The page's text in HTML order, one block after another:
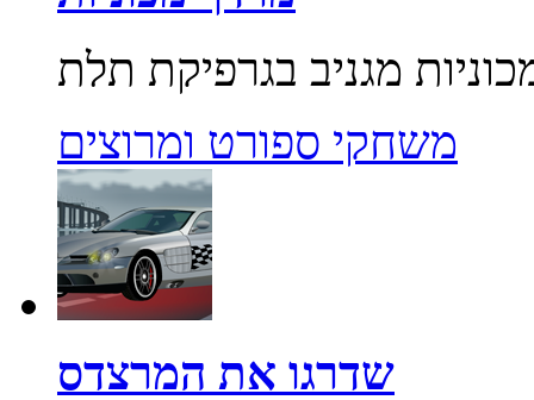
משחקי ספורט ומרוצים
שדרגו את המרצדס